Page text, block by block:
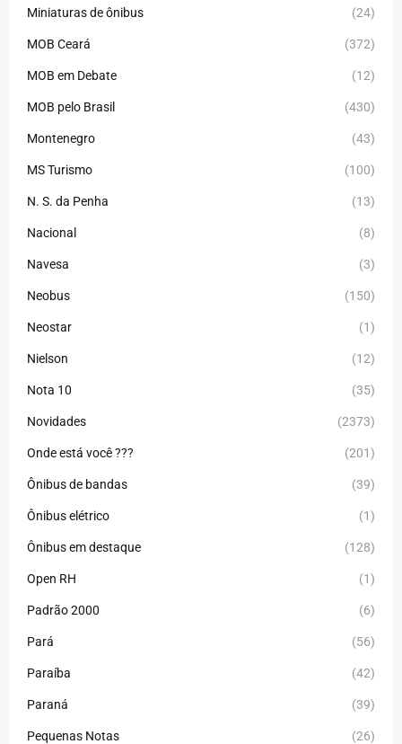
Miniaturas de ônibus (24)
MOB Ceará (372)
MOB em Debate (12)
MOB pelo Brasil (430)
Montenegro (43)
MS Turismo (100)
N. S. da Penha (13)
Nacional (8)
Navesa (3)
Neobus (150)
Neostar (1)
Nielson (12)
Nota 10 (35)
Novidades (2373)
Onde está você ??? (201)
Ônibus de bandas (39)
Ônibus elétrico (1)
Ônibus em destaque (128)
Open RH (1)
Padrão 2000 (6)
Pará (56)
Paraíba (42)
Paraná (39)
Pequenas Notas (26)